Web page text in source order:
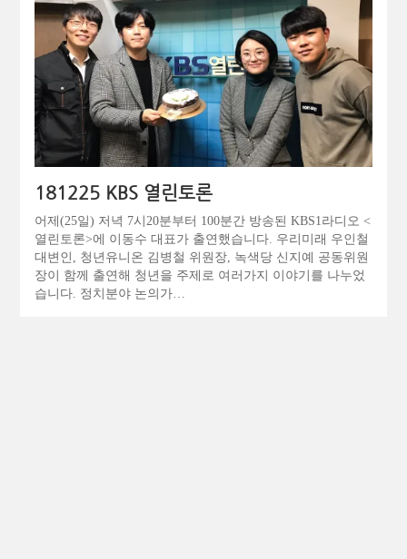
181225 KBS 열린토론
어제(25일) 저녁 7시20분부터 100분간 방송된 KBS1라디오 <
열린토론>에 이동수 대표가 출연했습니다. 우리미래 우인철
대변인, 청년유니온 김병철 위원장, 녹색당 신지예 공동위원
장이 함께 출연해 청년을 주제로 여러가지 이야기를 나누었
습니다. 정치분야 논의가…